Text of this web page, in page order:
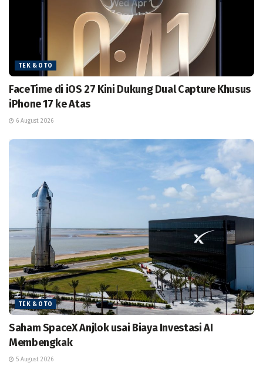
TEK & OTO
FaceTime di iOS 27 Kini Dukung Dual Capture Khusus
iPhone 17 ke Atas
6 August 2026
TEK & OTO
Saham SpaceX Anjlok usai Biaya Investasi AI
Membengkak
5 August 2026